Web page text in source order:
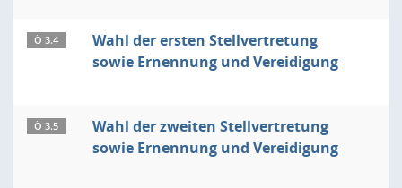
Ö 3.4
Wahl der ersten Stellvertretung
sowie Ernennung und Vereidigung
Ö 3.5
Wahl der zweiten Stellvertretung
sowie Ernennung und Vereidigung